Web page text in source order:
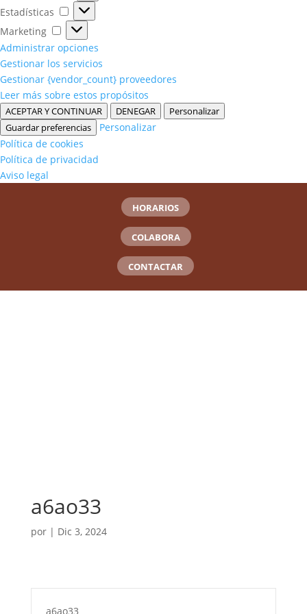
Estadísticas
Estadísticas
Marketing
Marketing
Administrar opciones
Gestionar los servicios
Gestionar {vendor_count} proveedores
Leer más sobre estos propósitos
ACEPTAR Y CONTINUAR DENEGAR
Personalizar
Guardar preferencias
Personalizar
Política de cookies
Política de privacidad
Aviso legal
HORARIOS
COLABORA
CONTACTAR
a6ao33
por | Dic 3, 2024
a6ao33